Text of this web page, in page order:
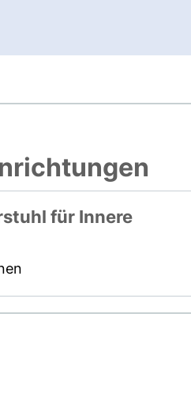
Link, öffnet neues
für Innere